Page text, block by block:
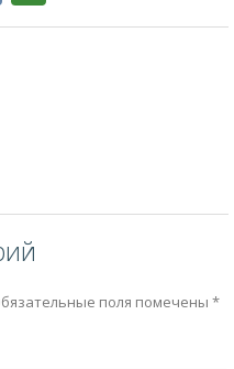
поля помечены *